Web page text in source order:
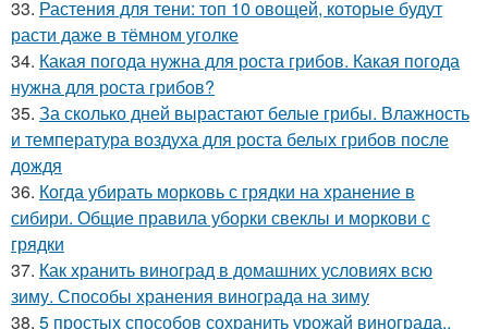
33. Растения для тени: топ 10 овощей, которые будут
расти даже в тёмном уголке
34. Какая погода нужна для роста грибов. Какая погода
нужна для роста грибов?
35. За сколько дней вырастают белые грибы. Влажность
и температура воздуха для роста белых грибов после
дождя
36. Когда убирать морковь с грядки на хранение в
сибири. Общие правила уборки свеклы и моркови с
грядки
37. Как хранить виноград в домашних условиях всю
зиму. Способы хранения винограда на зиму
38. 5 простых способов сохранить урожай винограда..